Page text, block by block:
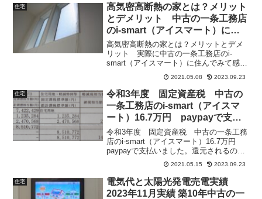
住宅
高気密高断熱の家とは？メリット
とデメリット 中古の一条工務店
のi-smart（アイスマート）に住
んでみて
高気密高断熱の家とは？メリットとデメ
リット 実際に中古の一条工務店のi-
smart（アイスマート）に住んでみて感じ
たメリット、デメリットと注意点を書い
2021.05.08 2023.09.23
住宅
令和3年度 固定資産税 中古の
一条工務店のi-smart（アイスマ
ート）16.7万円 paypayで支払
い
令和3年度 固定資産税 中古の一条工務
店のi-smart（アイスマート）16.7万円
paypayで支払いました。還元されるので
現金より少し得ですね。2021.05.15 2023.09.23
住宅
電気代と太陽光発電売電実績
2023年11月実績 築10年中古の一